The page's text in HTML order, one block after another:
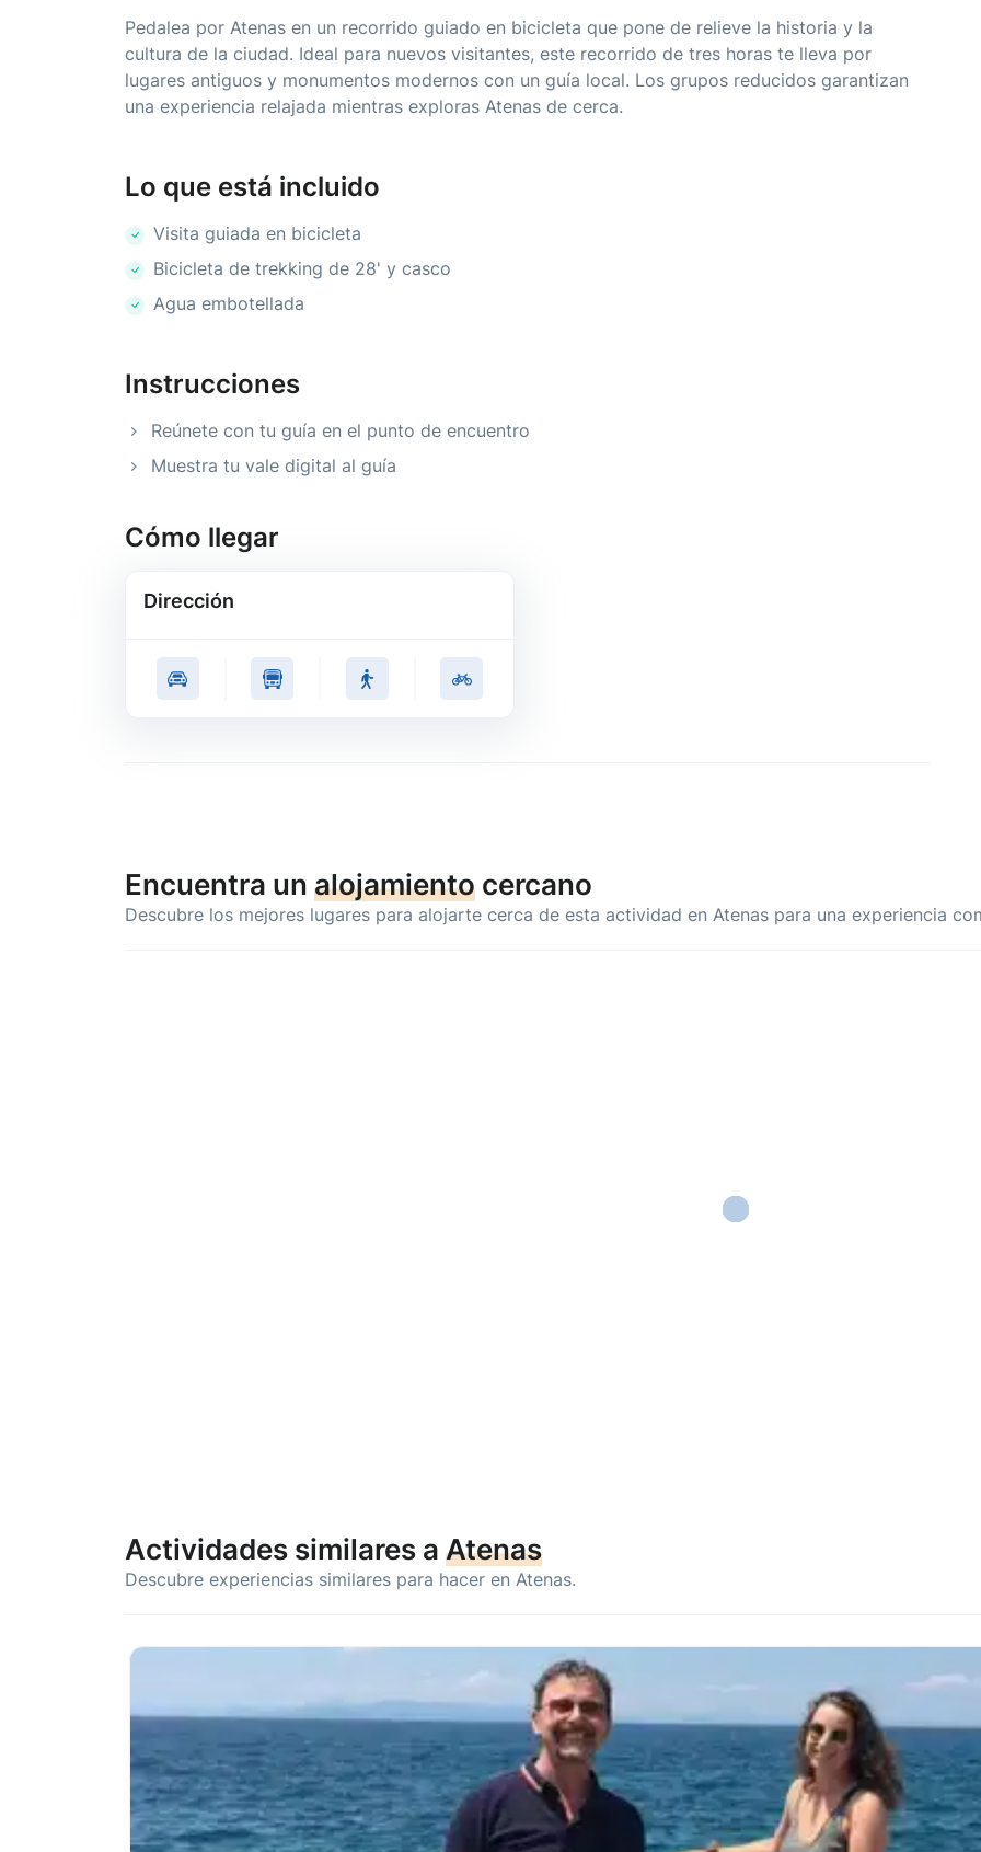
Pedalea por Atenas en un recorrido guiado en bicicleta que pone de relieve la historia y la
cultura de la ciudad. Ideal para nuevos visitantes, este recorrido de tres horas te lleva por
lugares antiguos y monumentos modernos con un guía local. Los grupos reducidos garantizan
una experiencia relajada mientras exploras Atenas de cerca.
Lo que está incluido
Visita guiada en bicicleta
Bicicleta de trekking de 28' y casco
Agua embotellada
Instrucciones
Reúnete con tu guía en el punto de encuentro
Muestra tu vale digital al guía
Cómo llegar
Dirección
Encuentra un alojamiento cercano
Descubre los mejores lugares para alojarte cerca de esta actividad en Atenas para una experiencia
Actividades similares a Atenas
Descubre experiencias similares para hacer en Atenas.